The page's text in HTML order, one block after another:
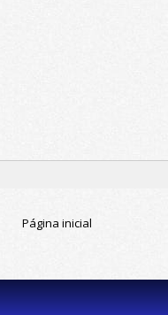
Página inicial